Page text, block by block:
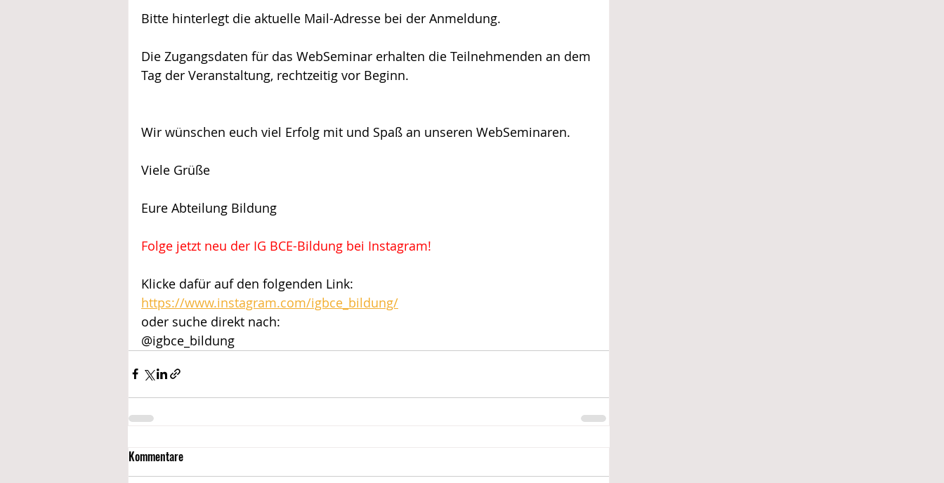
Bitte hinterlegt die aktuelle Mail-Adresse bei der Anmeldung.
Die Zugangsdaten für das WebSeminar erhalten die Teilnehmenden an dem
Tag der Veranstaltung, rechtzeitig vor Beginn.
Wir wünschen euch viel Erfolg mit und Spaß an unseren WebSeminaren.
Viele Grüße
Eure Abteilung Bildung
Folge jetzt neu der IG BCE-Bildung bei Instagram!
Klicke dafür auf den folgenden Link:
https://www.instagram.com/igbce_bildung/
oder suche direkt nach:
@igbce_bildung
Kommentare